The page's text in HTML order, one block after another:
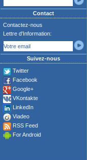
Contact
Contactez-nous
Lettre d'Information:
Suivez-nous
Twitter
Facebook
Google+
VKontakte
LinkedIn
Viadeo
RSS Feed
For Android